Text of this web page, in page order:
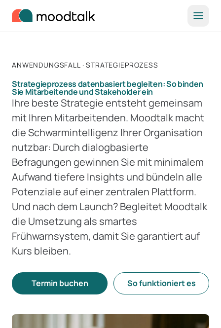
ANWENDUNGSFALL · STRATEGIEPROZESS
Strategieprozess datenbasiert begleiten: So binden
Sie Mitarbeitende und Stakeholder ein
Ihre beste Strategie entsteht gemeinsam
mit Ihren Mitarbeitenden. Moodtalk macht
die Schwarmintelligenz Ihrer Organisation
nutzbar: Durch dialogbasierte
Befragungen gewinnen Sie mit minimalem
Aufwand tiefere Insights und bündeln alle
Potenziale auf einer zentralen Plattform.
Und nach dem Launch? Begleitet Moodtalk
die Umsetzung als smartes
Frühwarnsystem, damit Sie garantiert auf
Kurs bleiben.
Termin buchen So funktioniert es